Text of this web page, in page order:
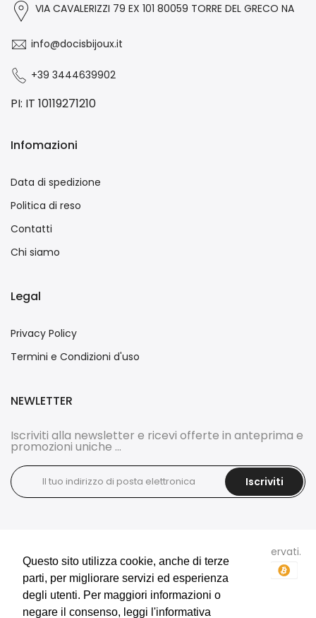
Questo sito utilizza cookie, anche di terze
parti, per migliorare servizi ed esperienza
degli utenti. Per maggiori informazioni o
negare il consenso, leggi l'informativa
Questo sito utilizza cookie, anche di terze
parti, per migliorare servizi ed esperienza
degli utenti. Per maggiori informazioni o
negare il consenso, leggi l'informativa
VIA CAVALERIZZI 79 EX 101 80059 TORRE DEL GRECO NA
info@docisbijoux.it
+39 3444639902
PI: IT 10119271210
Infomazioni
Data di spedizione
Politica di reso
Contatti
Chi siamo
Legal
Privacy Policy
Termini e Condizioni d'uso
NEWLETTER
Iscriviti alla newsletter e ricevi offerte in anteprima e
promozioni uniche ...
Iscriviti
tutti i diritti sono riservati.